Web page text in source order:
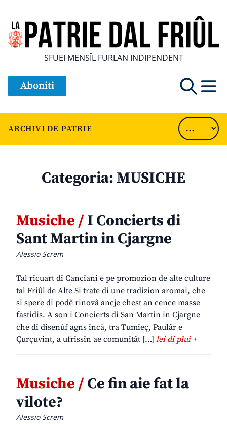
SFUEI MENSÎL FURLAN INDIPENDENT
Aboniti
ARCHIVI DE PATRIE
Categoria:MUSICHE
Musiche /I Concierts di
Sant Martin in Cjargne
Alessio Screm
Tal ricuart di Canciani e pe promozion de alte culture
tal Friûl de Alte Si trate di une tradizion aromai, che
si spere di podê rinovâ ancje chest an cence masse
fastidis. A son i Concierts di San Martin in Cjargne
che di disenûf agns incà, tra Tumieç, Paulâr e
Çurçuvint, a ufrissin ae comunitât […] lei di plui +
Musiche /Ce fin aie fat la
vilote?
Alessio Screm